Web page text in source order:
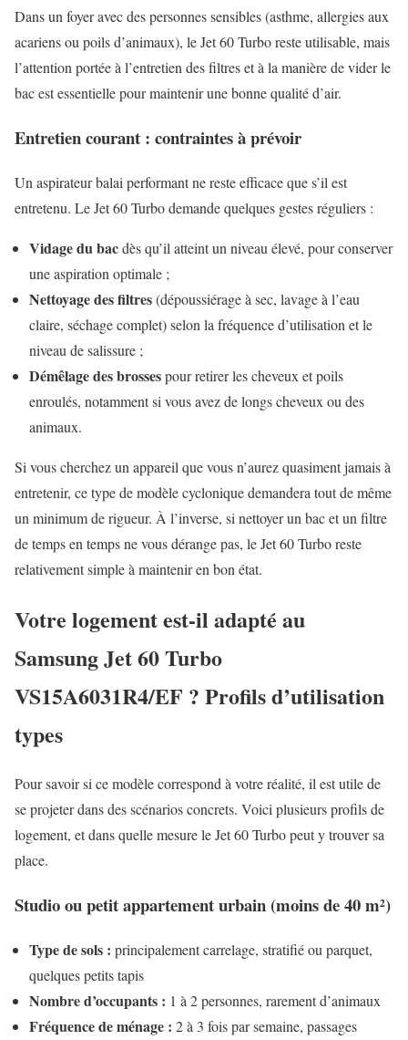
Dans un foyer avec des personnes sensibles (asthme, allergies aux
acariens ou poils d’animaux), le Jet 60 Turbo reste utilisable, mais
l’attention portée à l’entretien des filtres et à la manière de vider le
bac est essentielle pour maintenir une bonne qualité d’air.
Entretien courant : contraintes à prévoir
Un aspirateur balai performant ne reste efficace que s’il est
entretenu. Le Jet 60 Turbo demande quelques gestes réguliers :
Vidage du bacdès qu’il atteint un niveau élevé, pour conserver
une aspiration optimale ;
Nettoyage des filtres(dépoussiérage à sec, lavage à l’eau
claire, séchage complet) selon la fréquence d’utilisation et le
niveau de salissure ;
Démêlage des brossespour retirer les cheveux et poils
enroulés, notamment si vous avez de longs cheveux ou des
animaux.
Si vous cherchez un appareil que vous n’aurez quasiment jamais à
entretenir, ce type de modèle cyclonique demandera tout de même
un minimum de rigueur. À l’inverse, si nettoyer un bac et un filtre
de temps en temps ne vous dérange pas, le Jet 60 Turbo reste
relativement simple à maintenir en bon état.
Votre logement est-il adapté au
Samsung Jet 60 Turbo
VS15A6031R4/EF ? Profils d’utilisation
types
Pour savoir si ce modèle correspond à votre réalité, il est utile de
se projeter dans des scénarios concrets. Voici plusieurs profils de
logement, et dans quelle mesure le Jet 60 Turbo peut y trouver sa
place.
Studio ou petit appartement urbain (moins de 40 m²)
Type de sols : principalement carrelage, stratifié ou parquet,
quelques petits tapis
Nombre d’occupants : 1 à 2 personnes, rarement d’animaux
Fréquence de ménage : 2 à 3 fois par semaine, passages